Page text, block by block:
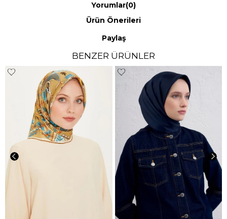
Yorumlar(0)
Ürün Önerileri
Paylaş
BENZER ÜRÜNLER